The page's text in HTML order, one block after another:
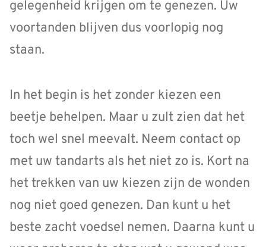
gelegenheid krijgen om te genezen. Uw
voortanden blijven dus voorlopig nog
staan.
In het begin is het zonder kiezen een
beetje behelpen. Maar u zult zien dat het
toch wel snel meevalt. Neem contact op
met uw tandarts als het niet zo is. Kort na
het trekken van uw kiezen zijn de wonden
nog niet goed genezen. Dan kunt u het
beste zacht voedsel nemen. Daarna kunt u